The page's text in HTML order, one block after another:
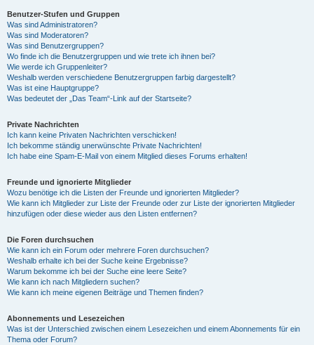
Benutzer-Stufen und Gruppen
Was sind Administratoren?
Was sind Moderatoren?
Was sind Benutzergruppen?
Wo finde ich die Benutzergruppen und wie trete ich ihnen bei?
Wie werde ich Gruppenleiter?
Weshalb werden verschiedene Benutzergruppen farbig dargestellt?
Was ist eine Hauptgruppe?
Was bedeutet der „Das Team“-Link auf der Startseite?
Private Nachrichten
Ich kann keine Privaten Nachrichten verschicken!
Ich bekomme ständig unerwünschte Private Nachrichten!
Ich habe eine Spam-E-Mail von einem Mitglied dieses Forums erhalten!
Freunde und ignorierte Mitglieder
Wozu benötige ich die Listen der Freunde und ignorierten Mitglieder?
Wie kann ich Mitglieder zur Liste der Freunde oder zur Liste der ignorierten Mitglieder
hinzufügen oder diese wieder aus den Listen entfernen?
Die Foren durchsuchen
Wie kann ich ein Forum oder mehrere Foren durchsuchen?
Weshalb erhalte ich bei der Suche keine Ergebnisse?
Warum bekomme ich bei der Suche eine leere Seite?
Wie kann ich nach Mitgliedern suchen?
Wie kann ich meine eigenen Beiträge und Themen finden?
Abonnements und Lesezeichen
Was ist der Unterschied zwischen einem Lesezeichen und einem Abonnements für ein
Thema oder Forum?